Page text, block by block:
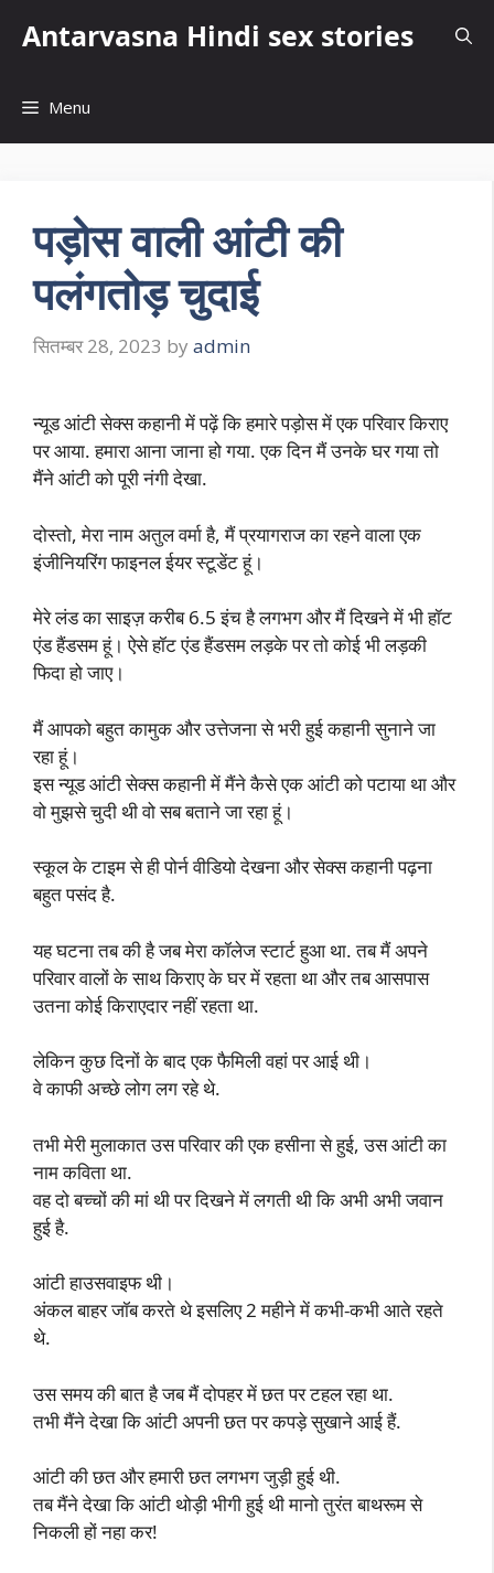
Antarvasna Hindi sex stories
Menu
पड़ोस वाली आंटी की
पलंगतोड़ चुदाई
सितम्बर 28, 2023 by admin
न्यूड आंटी सेक्स कहानी में पढ़ें कि हमारे पड़ोस में एक परिवार किराए
पर आया. हमारा आना जाना हो गया. एक दिन मैं उनके घर गया तो
मैंने आंटी को पूरी नंगी देखा.
दोस्तो, मेरा नाम अतुल वर्मा है, मैं प्रयागराज का रहने वाला एक
इंजीनियरिंग फाइनल ईयर स्टूडेंट हूं।
मेरे लंड का साइज़ करीब 6.5 इंच है लगभग और मैं दिखने में भी ‌हॉट
एंड हैंडसम हूं। ऐसे हॉट एंड हैंडसम लड़के पर तो कोई भी लड़की
फिदा हो जाए।
मैं आपको बहुत कामुक और उत्तेजना से भरी हुई कहानी सुनाने जा
रहा हूं।
इस न्यूड आंटी सेक्स कहानी में मैंने कैसे एक आंटी को पटाया था और
वो मुझसे चुदी थी वो सब बताने जा रहा हूं।
स्कूल के टाइम से ही पोर्न वीडियो देखना और सेक्स कहानी पढ़ना
बहुत पसंद है.
यह घटना तब की है जब मेरा कॉलेज स्टार्ट हुआ था. तब मैं अपने
परिवार वालों के साथ किराए के घर में रहता था और तब आसपास
उतना कोई किराएदार नहीं रहता था.
लेकिन कुछ दिनों के बाद एक फैमिली वहां पर आई थी।
वे काफी अच्छे लोग लग रहे थे.
तभी मेरी मुलाकात उस परिवार की एक हसीना से हुई, उस आंटी का
नाम कविता था.
वह दो बच्चों की मां थी पर दिखने में लगती थी कि अभी अभी जवान
हुई है.
आंटी हाउसवाइफ थी।
अंकल बाहर जॉब करते थे इसलिए 2 महीने में कभी-कभी आते रहते
थे.
उस समय की बात है जब मैं दोपहर में छत पर टहल रहा था.
तभी मैंने देखा कि आंटी अपनी छत पर कपड़े सुखाने आई हैं.
आंटी की छत और हमारी छत लगभग जुड़ी हुई थी.
तब मैंने देखा कि आंटी थोड़ी भीगी हुई थी मानो तुरंत बाथरूम से
निकली हों नहा कर!